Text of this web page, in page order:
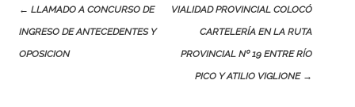
Post
navigation
← LLAMADO A CONCURSO DE
INGRESO DE ANTECEDENTES Y
OPOSICION
VIALIDAD PROVINCIAL COLOCÓ
CARTELERÍA EN LA RUTA
PROVINCIAL Nº 19 ENTRE RÍO
PICO Y ATILIO VIGLIONE →